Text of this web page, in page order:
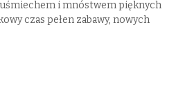
i mnóstwem pięknych
czas pełen zabawy, nowych